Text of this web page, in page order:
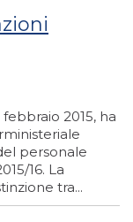
2015, ha
personale
16. La
tra...